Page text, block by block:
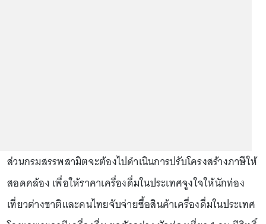
ส่วนกรมสรรพสามิตจะต้องไปดำเนินการปรับโครงสร้างภาษีให้
สอดคล้อง เพื่อให้ราคาเครื่องดื่มในประเทศจูงใจให้นักท่อง
เที่ยวต่างชาติและคนไทยจับจ่ายซื้อสินค้าเครื่องดื่มในประเทศ